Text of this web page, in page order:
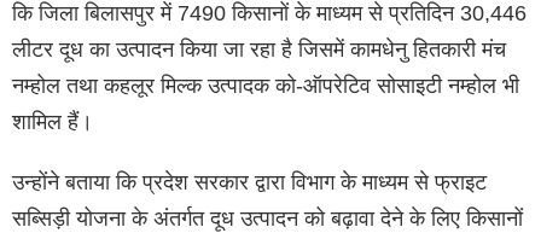
कि जिला बिलासपुर में 7490 किसानों के माध्यम से प्रतिदिन 30,446
लीटर दूध का उत्पादन किया जा रहा है जिसमें कामधेनु हितकारी मंच
नम्होल तथा कहलूर मिल्क उत्पादक को-ऑपरेटिव सोसाइटी नम्होल भी
शामिल हैं।
उन्होंने बताया कि प्रदेश सरकार द्वारा विभाग के माध्यम से फ्राइट
सब्सिड़ी योजना के अंतर्गत दूध उत्पादन को बढ़ावा देने के लिए किसानों